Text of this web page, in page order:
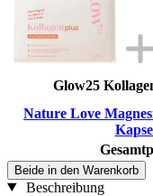
Glow25
Nature Love
Beide in den Warenkorb
Beschreibung